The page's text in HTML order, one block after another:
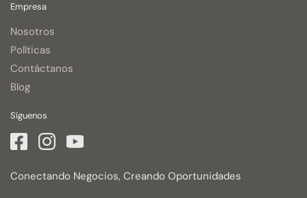
Empresa
Nosotros
Políticas
Contáctanos
Blog
Síguenos
Conectando Negocios, Creando Oportunidades